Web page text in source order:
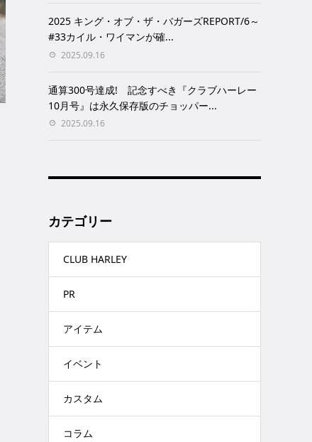
2025 キング・オブ・ザ・バガーズREPORT/6～
#33カイル・ワイマンが確...
2025.09.16
通算300号達成! 記念すべき『クラブハーレー
10月号』は永久保存版のチョッパー...
2025.09.16
カテゴリー
CLUB HARLEY
PR
アイテム
イベント
カスタム
コラム